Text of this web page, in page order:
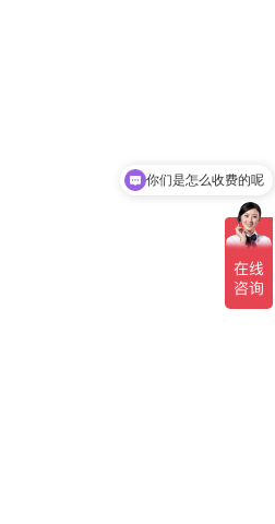
你们是怎么收费的呢